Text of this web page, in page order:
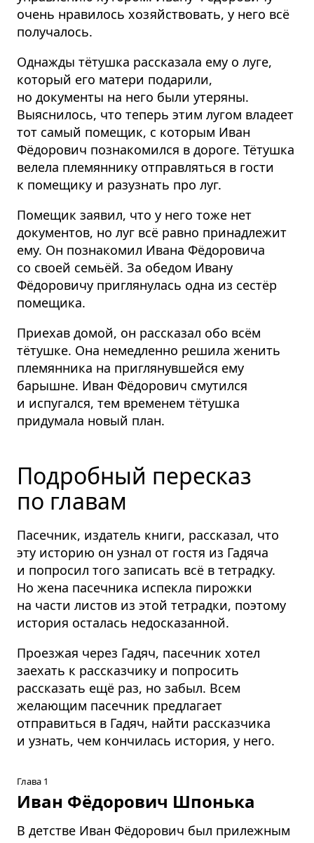
очень нравилось хозяйствовать, у него всё
получалось.
Однажды тётушка рассказала ему о луге,
который его матери подарили,
но документы на него были утеряны.
Выяснилось, что теперь этим лугом владеет
тот самый помещик, с которым Иван
Фёдорович познакомился в дороге. Тётушка
велела племяннику отправляться в гости
к помещику и разузнать про луг.
Помещик заявил, что у него тоже нет
документов, но луг всё равно принадлежит
ему. Он познакомил Ивана Фёдоровича
со своей семьёй. За обедом Ивану
Фёдоровичу приглянулась одна из сестёр
помещика.
Приехав домой, он рассказал обо всём
тётушке. Она немедленно решила женить
племянника на приглянувшейся ему
барышне. Иван Фёдорович смутился
и испугался, тем временем тётушка
придумала новый план.
Подробный пересказ
по главам
Пасечник, издатель книги, рассказал, что
эту историю он узнал от гостя из Гадяча
и попросил того записать всё в тетрадку.
Но жена пасечника испекла пирожки
на части листов из этой тетрадки, поэтому
история осталась недосказанной.
Проезжая через Гадяч, пасечник хотел
заехать к рассказчику и попросить
рассказать ещё раз, но забыл. Всем
желающим пасечник предлагает
отправиться в Гадяч, найти рассказчика
и узнать, чем кончилась история, у него.
Глава 1
Иван Фёдорович Шпонька
В детстве Иван Фёдорович был прилежным